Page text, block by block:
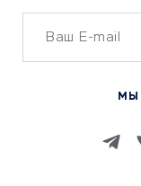
ОБУЧЕНИЕ И
Изучение
МЫ